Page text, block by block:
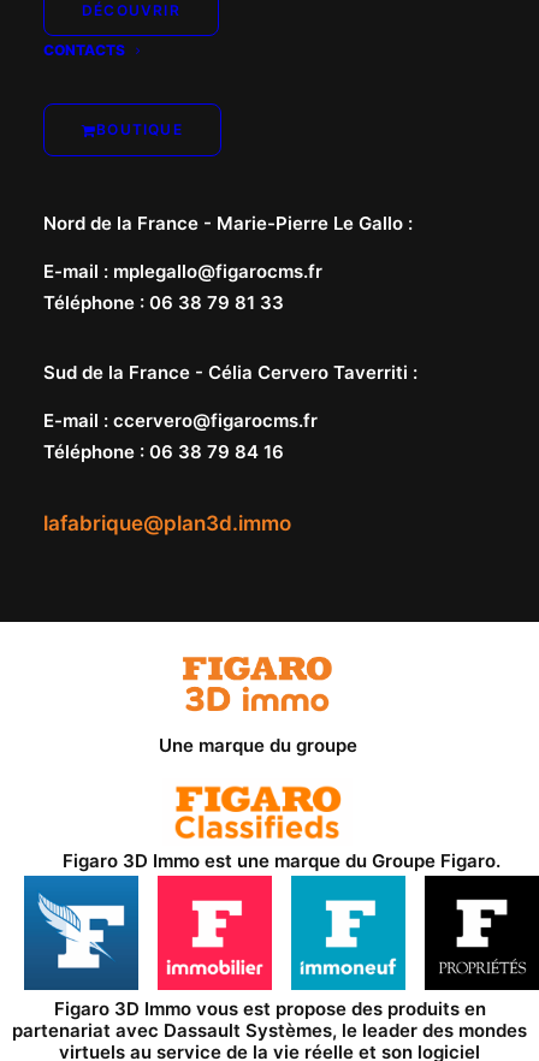
DÉCOUVRIR
CONTACTS
BOUTIQUE
lafabrique@plan3d.immo
Nord de la France - Marie-Pierre Le Gallo :
E-mail : mplegallo@figarocms.fr
Téléphone : 06 38 79 81 33
Sud de la France - Célia Cervero Taverriti :
E-mail : ccervero@figarocms.fr
Téléphone : 06 38 79 84 16
Une marque du groupe
Figaro 3D Immo est une marque du Groupe Figaro.
Figaro 3D Immo vous est propose des produits en
partenariat avec Dassault Systèmes, le leader des mondes
virtuels au service de la vie réelle et son logiciel